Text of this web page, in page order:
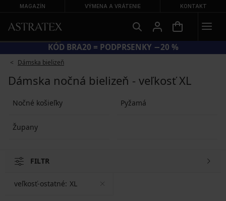
MAGAZÍN VÝMENA A VRÁTENIE KONTAKT
KÓD BRA20 = PODPRSENKY −20 %
Dámska bielizeň
Dámska nočná bielizeň - veľkosť XL
Nočné košieľky Pyžamá
Župany
FILTR
veľkosť-ostatné: XL